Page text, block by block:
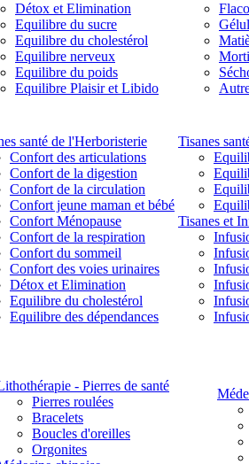
Détox et Elimination
Equilibre du sucre
Equilibre du cholestérol
Equilibre nerveux
Equilibre du poids
Equilibre Plaisir et Libido
santé de l'Herboristerie
Confort des articulations
Confort de la digestion
Confort de la circulation
Confort jeune maman et bébé
Confort Ménopause
Confort de la respiration
Confort du sommeil
Confort des voies urinaires
Détox et Elimination
Equilibre du cholestérol
Equilibre des dépendances
Tisanes
Tisanes et
- Pierres de santé
Pierres roulées
Bracelets
Boucles d'oreilles
Orgonites